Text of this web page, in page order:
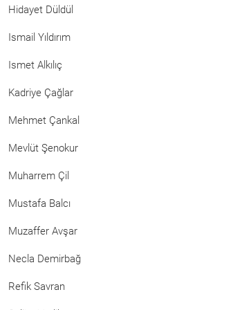
Hidayet Düldül
Ismail Yıldırım
Ismet Alkılıç
Kadriye Çağlar
Mehmet Çankal
Mevlüt Şenokur
Muharrem Çil
Mustafa Balcı
Muzaffer Avşar
Necla Demirbağ
Refik Savran